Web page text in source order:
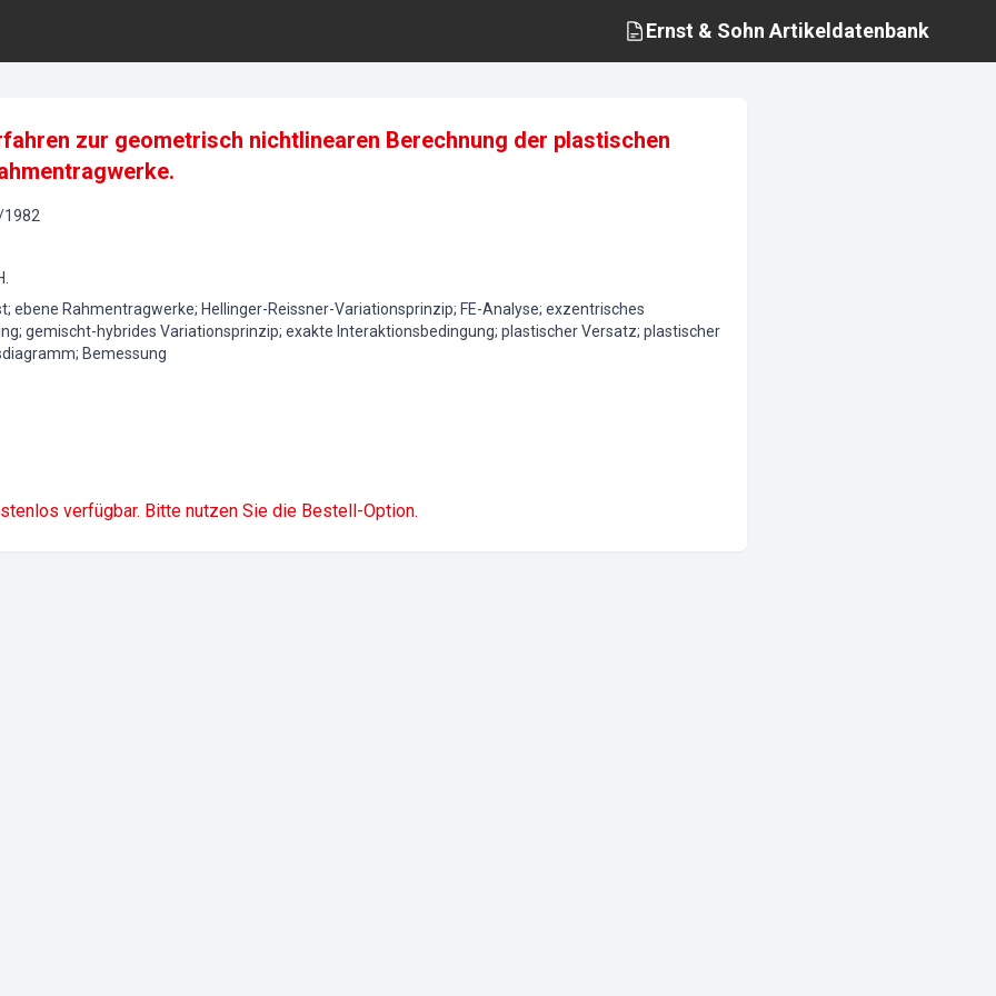
Ernst & Sohn Artikeldatenbank
zur geometrisch nichtlinearen Berechnung der plastischen
1982
ebene Rahmentragwerke; Hellinger-Reissner-Variationsprinzip; FE-Analyse; exzentrisches
gemischt-hybrides Variationsprinzip; exakte Interaktionsbedingung; plastischer Versatz; plastischer
Bemessung
verfügbar. Bitte nutzen Sie die Bestell-Option.